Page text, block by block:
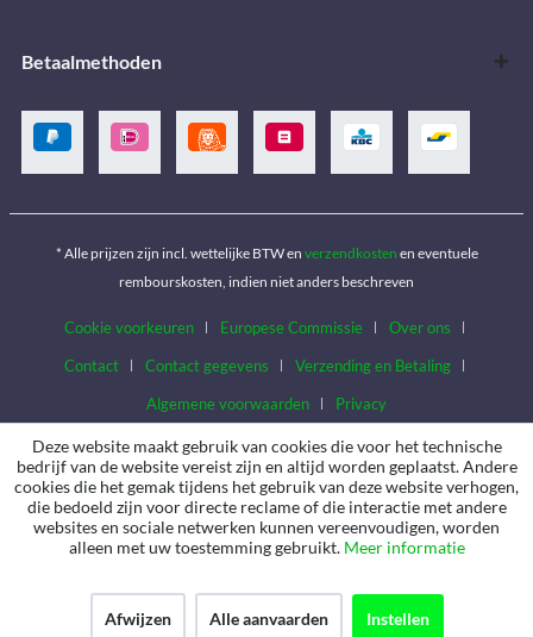
Betaalmethoden
* Alle prijzen zijn incl. wettelijke BTW en verzendkosten en eventuele
rembourskosten, indien niet anders beschreven
Cookie voorkeuren Europese Commissie
Over ons
Contact
Contact gegevens
Verzending en Betaling
Algemene voorwaarden
Privacy
Deze website maakt gebruik van cookies die voor het technische
bedrijf van de website vereist zijn en altijd worden geplaatst. Andere
cookies die het gemak tijdens het gebruik van deze website verhogen,
die bedoeld zijn voor directe reclame of die interactie met andere
websites en sociale netwerken kunnen vereenvoudigen, worden
alleen met uw toestemming gebruikt. Meer informatie
Afwijzen Alle aanvaarden Instellen